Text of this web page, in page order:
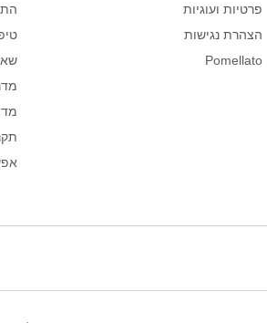
פרטיות ועוגיות
הצהרת נגישות
Pomellato